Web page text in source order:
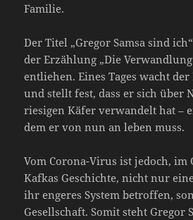
Familie.
Der Titel „Gregor Samsa sind
der Erzählung „Die
entliehen. Eines Tages wacht
und stellt fest, dass er sich über
riesigen Käfer verwandelt hat –
dem er von nun an leben muss.
Vom Corona-Virus ist jedoch, im
Kafkas Geschichte, nicht nur
ihr engeres System betroffen,
Gesellschaft. Somit steht Gregor